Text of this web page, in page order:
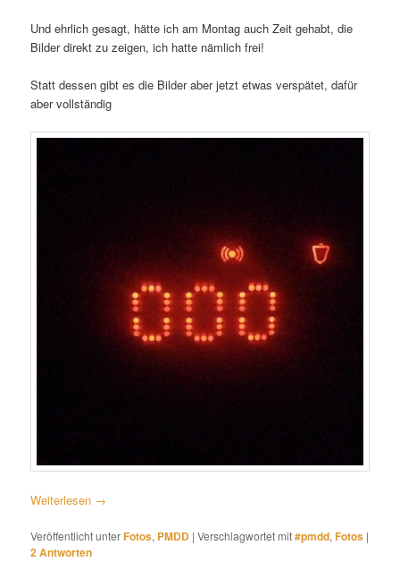
Und ehrlich gesagt, hätte ich am Montag auch Zeit gehabt, die
Bilder direkt zu zeigen, ich hatte nämlich frei!
Statt dessen gibt es die Bilder aber jetzt etwas verspätet, dafür
aber vollständig
Weiterlesen →
Veröffentlicht unterFotos, PMDD |Verschlagwortet mit#pmdd,Fotos |
2Antworten